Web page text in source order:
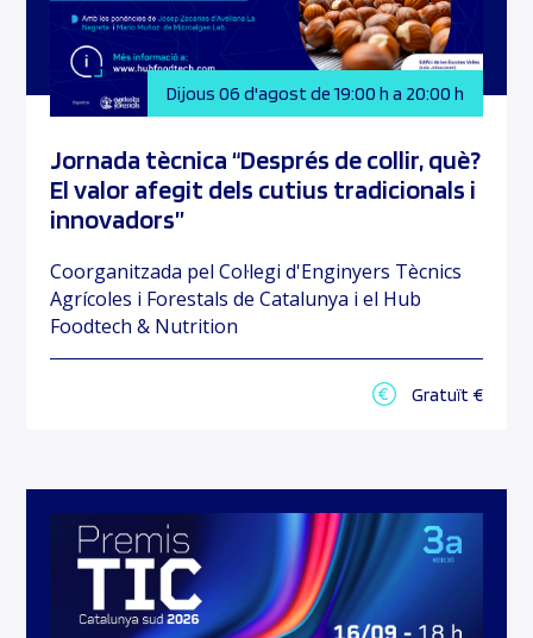
Dijous 06 d'agost de 19:00 h a 20:00 h
Jornada tècnica “Després de collir, què?
El valor afegit dels cutius tradicionals i
innovadors”
Coorganitzada pel Col·legi d'Enginyers Tècnics
Agrícoles i Forestals de Catalunya i el Hub
Foodtech & Nutrition
Gratuït €